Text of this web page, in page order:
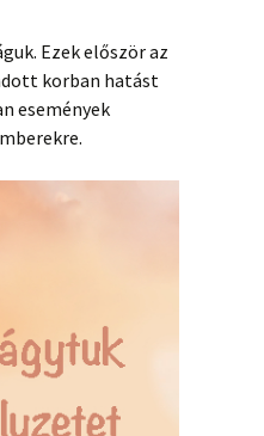
Ezek először az
korban hatást
események